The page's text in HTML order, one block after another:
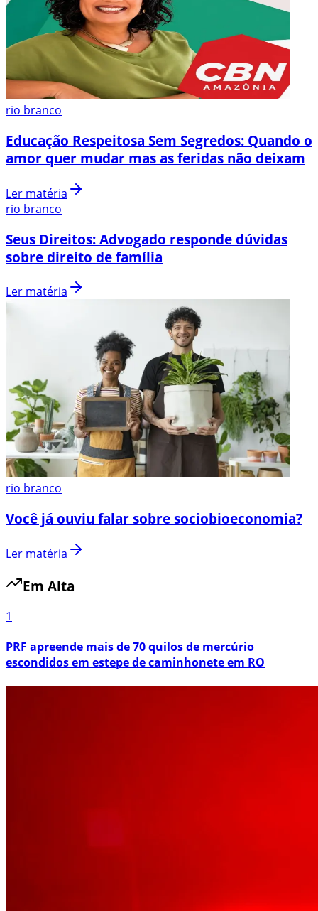
rio branco
Educação Respeitosa Sem Segredos: Quando o
amor quer mudar mas as feridas não deixam
Ler matéria
rio branco
Seus Direitos: Advogado responde dúvidas
sobre direito de família
Ler matéria
rio branco
Você já ouviu falar sobre sociobioeconomia?
Ler matéria
Em Alta
1
PRF apreende mais de 70 quilos de mercúrio
escondidos em estepe de caminhonete em RO